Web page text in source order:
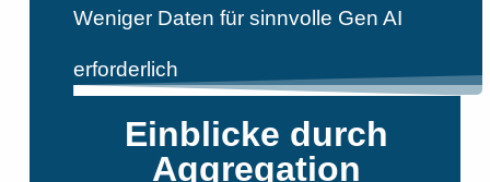
Weniger Daten für sinnvolle Gen AI
erforderlich
Einblicke durch
Aggregation